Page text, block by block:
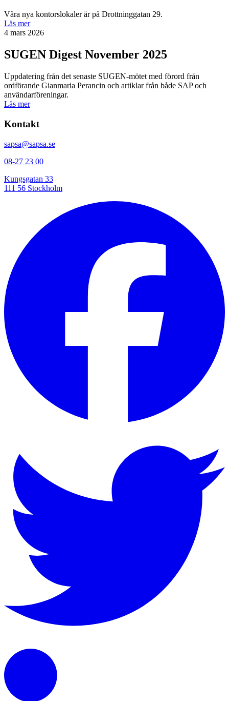
Våra nya kontorslokaler är på Drottninggatan 29.
Läs mer
4 mars 2026
SUGEN Digest November 2025
Uppdatering från det senaste SUGEN-mötet med förord från
ordförande Gianmaria Perancin och artiklar från både SAP och
användarföreningar.
Läs mer
Kontakt
sapsa@sapsa.se
08-27 23 00
Kungsgatan 33
111 56 Stockholm